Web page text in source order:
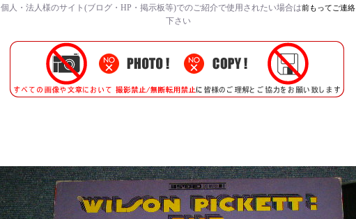
個人・法人様のサイト(ブログ・HP・掲示板等)でのご紹介で使用されたい場合は前もってご連絡
下さい